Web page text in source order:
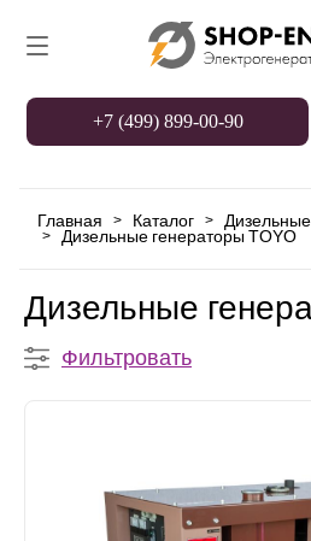
+7 (499) 899-00-90
Главная > Каталог >
> Дизельные генераторы TOYO
Дизельные
Фильтровать